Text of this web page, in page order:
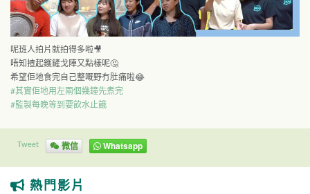
呢班人拍片就拍得多啦
唔知揸起鑊鏟戈陣又點樣呢
希望佢地食完自己整嘅野冇肚痛啦
#其實佢地用左兩個幾鐘先煮完
#監製每晚等到要飲水止餓
Tweet 微信 Whatsapp
熱門影片